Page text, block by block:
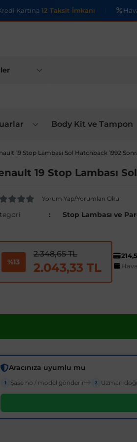
Kartına 12 Taksit İmkanı
Body Kit ve Tampon
19 Stop Lambası Sol Hatchback 1992
19 Stop Lambası
Yorum Yap/Yorumları Oku
Stop Lambası ve
%13
2.348,65 TL
2.043,33 TL
Aracınıza uyumlu mu
1 Şase no / model gönderin 2 Uzman